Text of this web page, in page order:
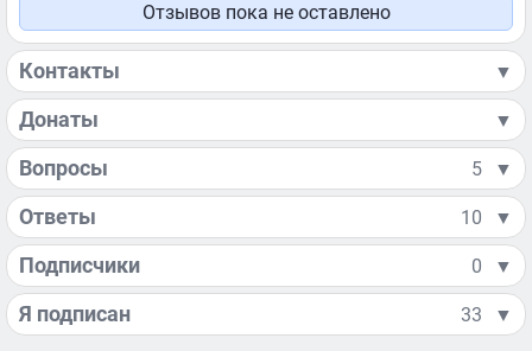
Отзывов пока не оставлено
Контакты ▼
Донаты ▼
Вопросы 5 ▼
Ответы 10 ▼
Подписчики 0 ▼
Я подписан 33 ▼